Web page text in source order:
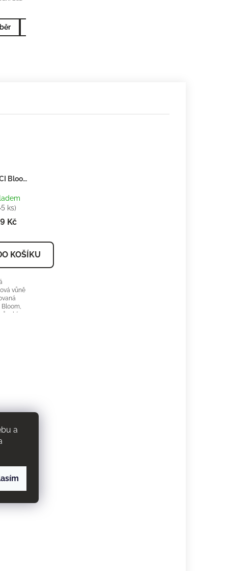
a
GUCCI Bloom - Inspirace F034 - tester 2ml
ks)
Kč
KOŠÍKU
vůně